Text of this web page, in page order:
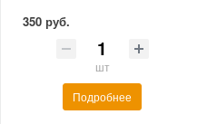
350 руб.
шт
Подробнее